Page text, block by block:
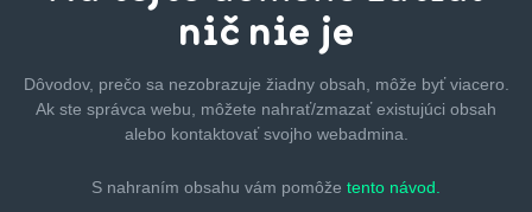
nič nie je
Dôvodov, prečo sa nezobrazuje žiadny obsah, môže byťviacero.
Ak ste správca webu, môžete nahrať/zmazaťexistujúci obsah
alebo kontaktovať svojho webadmina.
S nahraním obsahu vám pomôže tento návod.